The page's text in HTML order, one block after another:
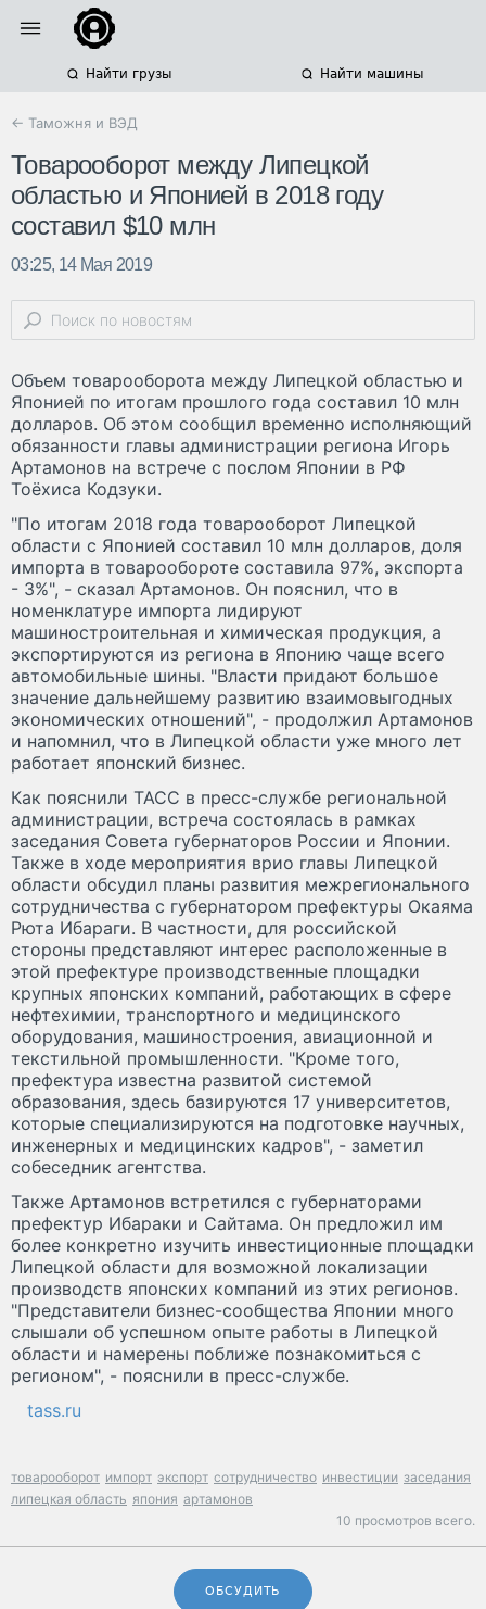
Найти грузы Найти машины
← Таможня и ВЭД
Товарооборот между Липецкой
областью и Японией в 2018 году
составил $10 млн
03:25, 14 Мая 2019
Объем товарооборота между Липецкой областью и
Японией по итогам прошлого года составил 10 млн
долларов. Об этом сообщил временно исполняющий
обязанности главы администрации региона Игорь
Артамонов на встрече с послом Японии в РФ
Тоёхиса Кодзуки.
"По итогам 2018 года товарооборот Липецкой
области с Японией составил 10 млн долларов, доля
импорта в товарообороте составила 97%, экспорта
- 3%", - сказал Артамонов. Он пояснил, что в
номенклатуре импорта лидируют
машиностроительная и химическая продукция, а
экспортируются из региона в Японию чаще всего
автомобильные шины. "Власти придают большое
значение дальнейшему развитию взаимовыгодных
экономических отношений", - продолжил Артамонов
и напомнил, что в Липецкой области уже много лет
работает японский бизнес.
Как пояснили ТАСС в пресс-службе региональной
администрации, встреча состоялась в рамках
заседания Совета губернаторов России и Японии.
Также в ходе мероприятия врио главы Липецкой
области обсудил планы развития межрегионального
сотрудничества с губернатором префектуры Окаяма
Рюта Ибараги. В частности, для российской
стороны представляют интерес расположенные в
этой префектуре производственные площадки
крупных японских компаний, работающих в сфере
нефтехимии, транспортного и медицинского
оборудования, машиностроения, авиационной и
текстильной промышленности. "Кроме того,
префектура известна развитой системой
образования, здесь базируются 17 университетов,
которые специализируются на подготовке научных,
инженерных и медицинских кадров", - заметил
собеседник агентства.
Также Артамонов встретился с губернаторами
префектур Ибараки и Сайтама. Он предложил им
более конкретно изучить инвестиционные площадки
Липецкой области для возможной локализации
производств японских компаний из этих регионов.
"Представители бизнес-сообщества Японии много
слышали об успешном опыте работы в Липецкой
области и намерены поближе познакомиться с
регионом", - пояснили в пресс-службе.
tass.ru
товарооборот импорт экспорт сотрудничество инвестиции заседания
липецкая область япония артамонов
10 просмотров всего.
ОБСУДИТЬ